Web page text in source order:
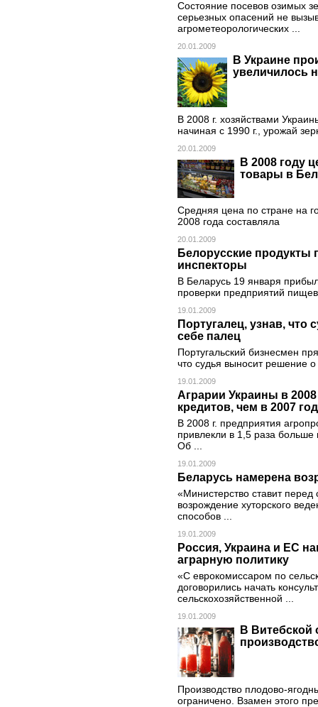
Состояние посевов озимых
серьезных опасений не
агрометеорологических ...
20.01.2009
В Украине
увеличилось
В 2008 г. хозяйствами
начиная с 1990 г., урожай
20.01.2009
В 2008 году
товары в
Средняя цена по стране на
2008 года составляла
20.01.2009
Белорусские продукты
инспекторы
В Беларусь 19 января
проверки предприятий
19.01.2009
Португалец, узнав, что
себе палец
Португальский бизнесмен
что судья выносит решение
19.01.2009
Аграрии Украины в
кредитов, чем в 2007
В 2008 г. предприятия
привлекли в 1,5 раза больше
Об ...
19.01.2009
Беларусь намерена
«Министерство ставит перед
возрождение хуторского
способов ...
19.01.2009
Россия, Украина и ЕС
аграрную политику
«С еврокомиссаром по
договорились начать
сельскохозяйственной ...
19.01.2009
В Витебской
Производство плодово-
ограничено. Взамен этого